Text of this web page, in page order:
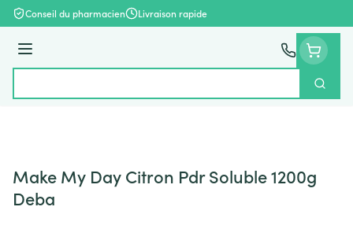
Aller au contenu
Conseil du pharmacien Livraison rapide
Menu
Make My Day Citron Pdr Soluble 1200g
Deba